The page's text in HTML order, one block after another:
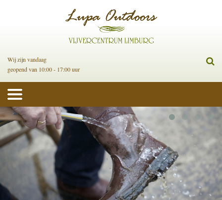
Wij zijn vandaag
geopend van 10:00 - 17:00 uur